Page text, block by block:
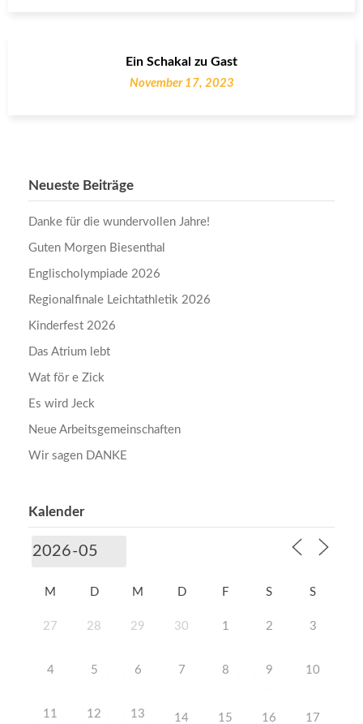
Ein Schakal zu Gast
November 17, 2023
Neueste Beiträge
Danke für die wundervollen Jahre!
Guten Morgen Biesenthal
Englischolympiade 2026
Regionalfinale Leichtathletik 2026
Kinderfest 2026
Das Atrium lebt
Wat för e Zick
Es wird Jeck
Neue Arbeitsgemeinschaften
Wir sagen DANKE
Kalender
M D M D F S S
27 28 29 30 1 2 3
4 5 6 7 8 9 10
11 12 13 14 15 16 17